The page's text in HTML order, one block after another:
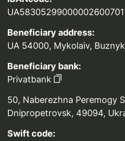
Beneficiary address:
UA 54000, Mykolaiv,
Beneficiary bank:
Privatbank
50, Naberezhna Peremogy
Dnipropetrovsk, 49094,
Swift code: